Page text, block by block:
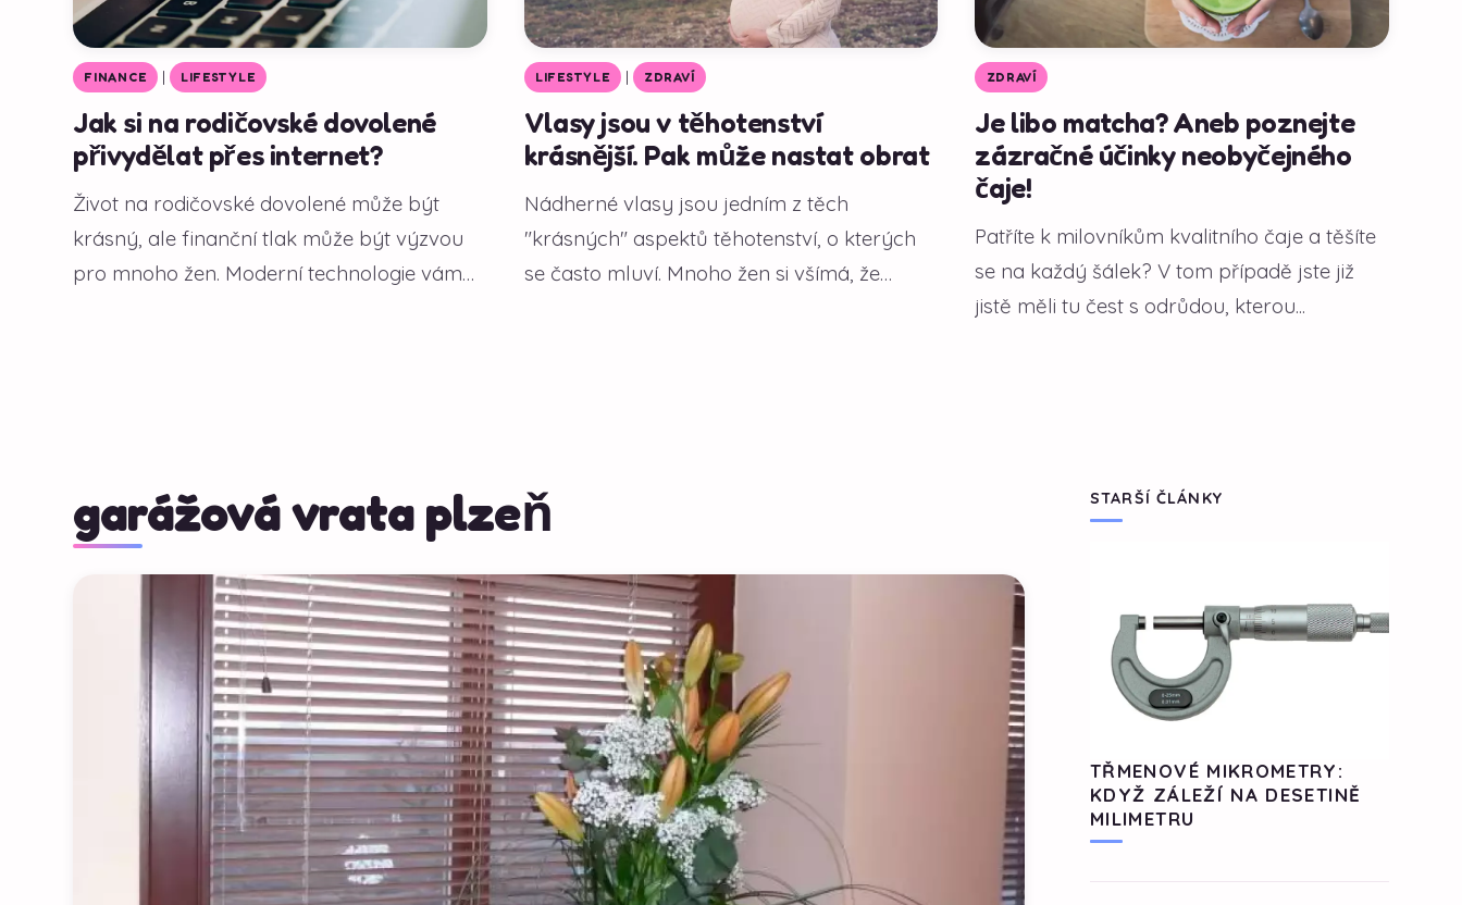
Jak si na rodičovské dovolené
přivydělat přes internet?
Život na rodičovské dovolené může být
krásný, ale finanční tlak může být výzvou
pro mnoho žen. Moderní technologie vám
FINANCE | LIFESTYLE
Vlasy jsou v těhotenství
krásnější. Pak může nastat obrat
Nádherné vlasy jsou jedním z těch
"krásných" aspektů těhotenství, o kterých
se často mluví. Mnoho žen si všímá, že
LIFESTYLE | ZDRAVÍ
Je libo matcha? Aneb poznejte
zázračné účinky neobyčejného
čaje!
Patříte k milovníkům kvalitního čaje a těšíte
se na každý šálek? V tom případě jste již
jistě měli tu čest s odrůdou, kterou...
ZDRAVÍ
garážová vrata plzeň STARŠÍ ČLÁNKY
TŘMENOVÉ MIKROMETRY:
KDYŽ ZÁLEŽÍ NA DESETINĚ
MILIMETRU